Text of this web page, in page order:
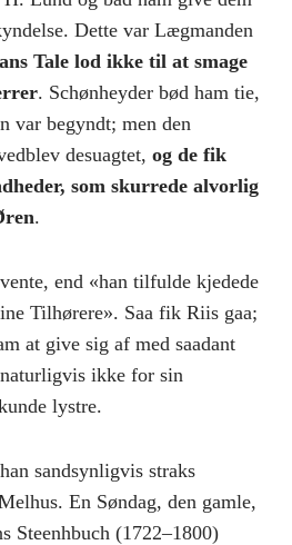
Dette var Lægmanden
Tale lod ikke til at smage
. Schønheyder bød ham tie,
var begyndt; men den
desuagtet, og de fik
som skurrede alvorlig
.
end «han tilfulde kjedede
Tilhørere». Saa fik Riis gaa;
at give sig af med saadant
ikke for sin
lystre.
sandsynligvis straks
En Søndag, den gamle,
Steenhbuch (1722–1800)